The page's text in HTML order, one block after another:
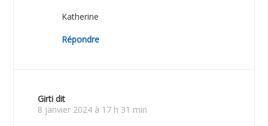
Katherine
Répondre
Girti dit
8 janvier 2024 à 17 h 31 min